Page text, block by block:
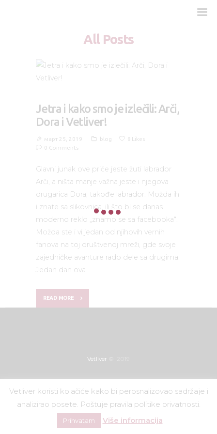
All Posts
Zašto Vetliver forte?
Kada je potreban?
Najčešća pitanja
Blog
Jetra i kako smo je izlečili: Arči,
Dora i Vetliver!
март 25, 2019 blog 8 Likes
0 Comments
Glavni junak ove priče jeste žuti labrador
Arči, a ništa manje važna jeste i njegova
drugarica Dora, takođe labrador. Možda ih
i znate sa slikovnica, ili što bi se danas
moderno reklo „znamo se sa facebooka“.
Možda ste i vi jedan od njihovih vernih
fanova na toj društvenoj mreži, gde svoje
zajedničke avanture rado dele sa drugima.
Jedan dan ova…
READ MORE
Vetliver
Vetliver koristi kolačiće kako bi perosnalizovao sadržaje i
analizirao posete. Poštuje pravila politike privatnosti.
Prihvatam Više informacija